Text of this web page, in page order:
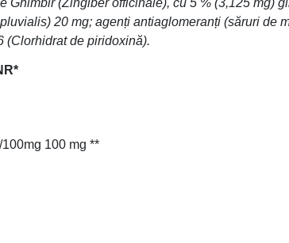
20 mg; agenți antiaglomeranți (săruri
(Clorhidrat de piridoxină).
100 mg **